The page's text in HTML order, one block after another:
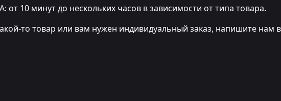
минут до нескольких часов в зависимости от типа товара.
то товар или вам нужен индивидуальный заказ, напишите нам